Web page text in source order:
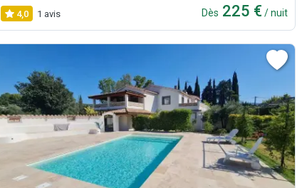
4,0 1 avis Dès 225 € / nuit